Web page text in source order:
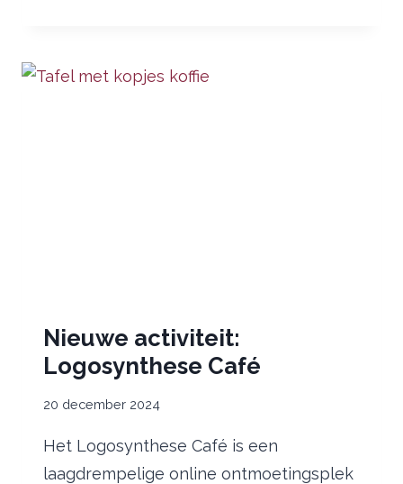
Nieuwe activiteit:
Logosynthese Café
20 december 2024
Het Logosynthese Café is een
laagdrempelige online ontmoetingsplek